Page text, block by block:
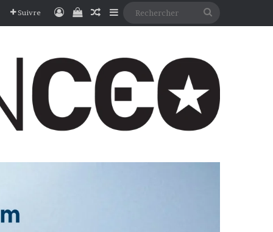
Suivre Connexion
Voir votre panier
Article Aléatoire
Sidebar (barre latérale)